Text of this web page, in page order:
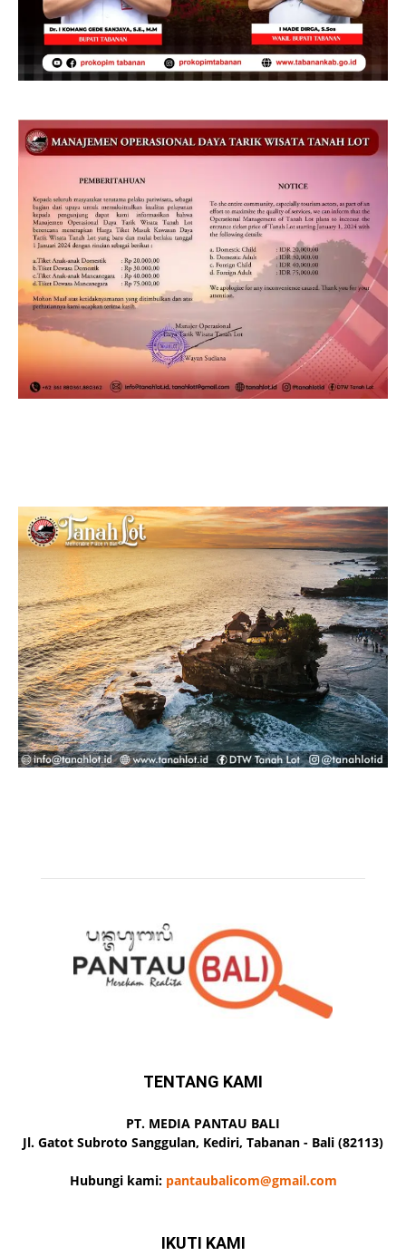
TENTANG KAMI
PT. MEDIA PANTAU BALI
Jl. Gatot Subroto Sanggulan, Kediri, Tabanan - Bali (82113)
Hubungi kami: pantaubalicom@gmail.com
IKUTI KAMI